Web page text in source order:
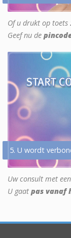
Of u drukt op toets
Geef nu de
5. U wordt
Uw consult met
U gaat pas vanaf